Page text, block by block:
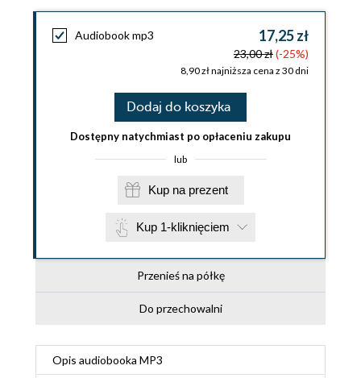
Audiobook mp3 17,25 zł
23,00 zł(-25%)
8,90 zł najniższa cena z 30 dni
Dodaj do koszyka
Dostępny natychmiast po opłaceniu zakupu
lub
Kup na prezent
Kup 1-kliknięciem
Przenieś na półkę
Do przechowalni
Opis audiobooka MP3